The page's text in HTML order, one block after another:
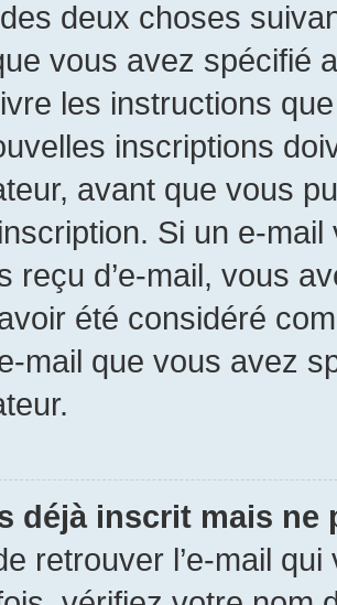
deux choses
vous avez spécifié
les instructions
inscriptions
avant que vous
Si un e-
reçu d’e-mail, vous
été considéré
mail que vous avez
déjà inscrit mais
retrouver l’e-mail